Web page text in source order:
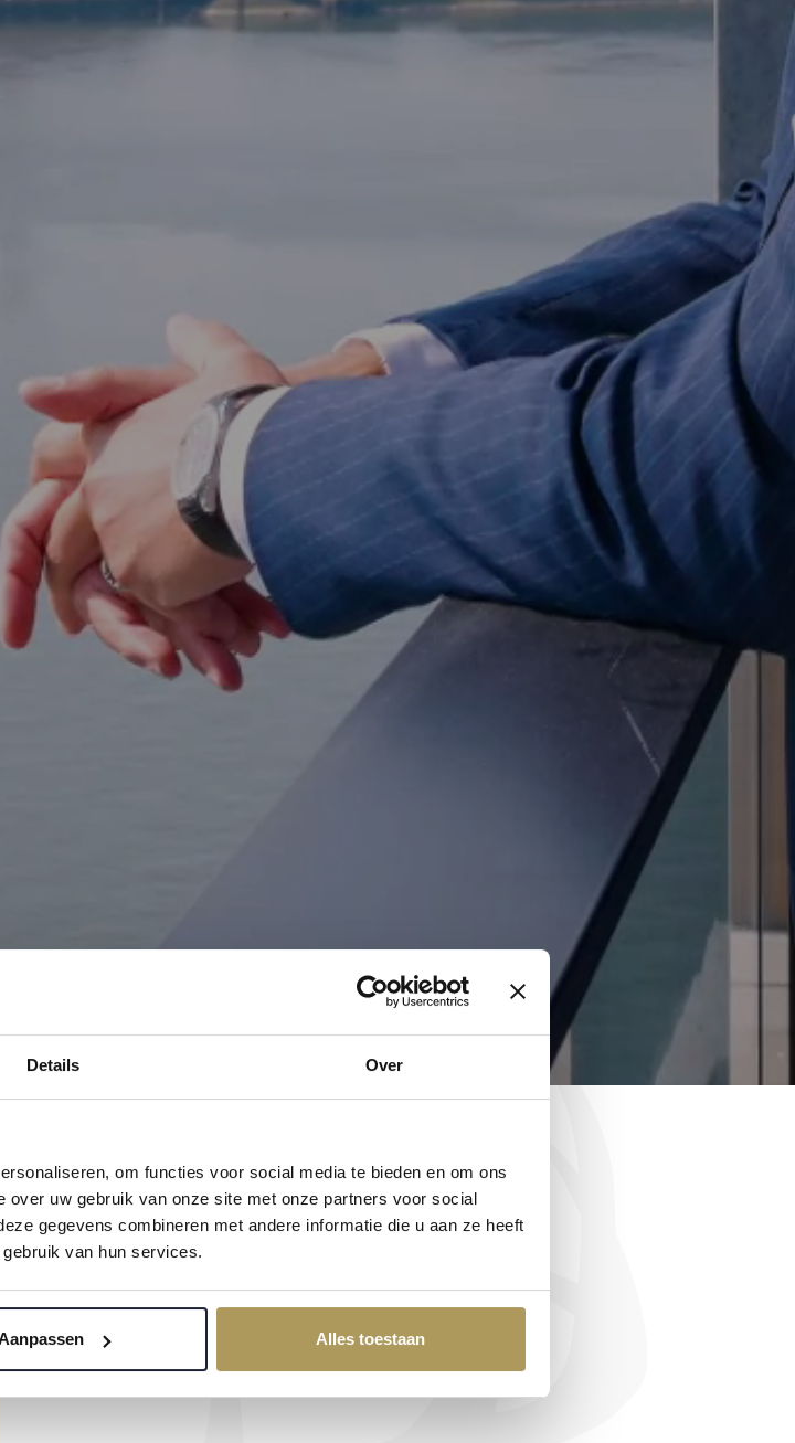
Details Over
om functies voor social media te bieden en om ons
uw gebruik van onze site met onze partners voor social
gegevens combineren met andere informatie die u aan ze heeft
van hun services.
Alles toestaan
villa’s en penthouses tot monumenten,
succesvol in het verkopen en aankopen
van R365 | Christie’s International Real